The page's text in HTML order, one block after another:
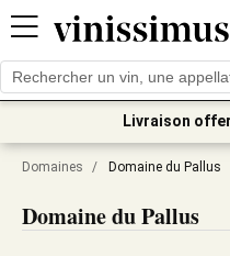
Livraison
Domaines / Domaine du Pallus
Domaine du Pallus